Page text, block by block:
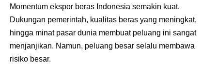
Momentum ekspor beras Indonesia semakin kuat.
Dukungan pemerintah, kualitas beras yang meningkat,
hingga minat pasar dunia membuat peluang ini sangat
menjanjikan. Namun, peluang besar selalu membawa
risiko besar.